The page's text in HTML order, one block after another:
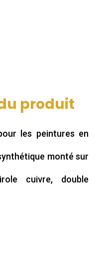
produit
les peintures en
monté sur
cuivre, double